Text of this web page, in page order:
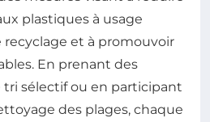
plastiques à usage
recyclage et à promouvoir
En prenant des
sélectif ou en participant
des plages, chaque